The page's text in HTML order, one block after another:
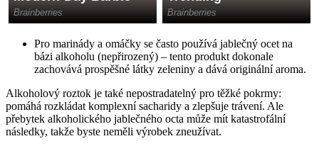
Pro marinády a omáčky se často používá jablečný ocet na
bázi alkoholu (nepřirozený) – tento produkt dokonale
zachovává prospěšné látky zeleniny a dává originální aroma.
Alkoholový roztok je také nepostradatelný pro těžké pokrmy:
pomáhá rozkládat komplexní sacharidy a zlepšuje trávení. Ale
přebytek alkoholického jablečného octa může mít katastrofální
následky, takže byste neměli výrobek zneužívat.